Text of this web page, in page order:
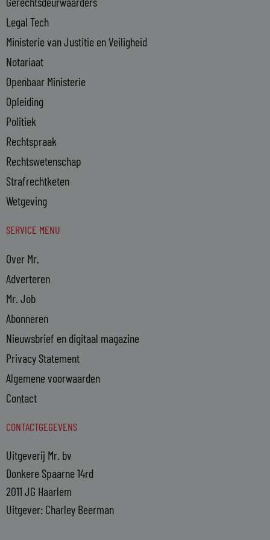
Legal Tech
Ministerie van Justitie en Veiligheid
Notariaat
Openbaar Ministerie
Opleiding
Politiek
Rechtspraak
Rechtswetenschap
Strafrechtketen
Wetgeving
SERVICE MENU
Over Mr.
Adverteren
Mr. Job
Abonneren
Nieuwsbrief en digitaal magazine
Privacy Statement
Algemene voorwaarden
Contact
CONTACTGEGEVENS
Uitgeverij Mr. bv
Donkere Spaarne 14rd
2011 JG Haarlem
Uitgever: Charley Beerman